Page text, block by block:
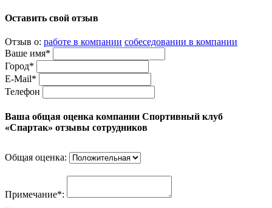
Оставить свой отзыв
Отзыв о: работе в компании собеседовании в компании
Ваше имя*
Город*
E-Mail*
Телефон
Ваша общая оценка компании Спортивный клуб
«Спартак» отзывы сотрудников
Общая оценка:
Примечание*: